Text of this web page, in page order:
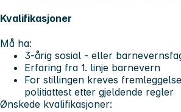
Kvalifikasjoner
Må ha:
3-årig sosial - eller
Erfaring fra 1. linje barnevern
For stillingen kreves
politiattest etter gjeldende regler
Ønskede kvalifikasjoner: